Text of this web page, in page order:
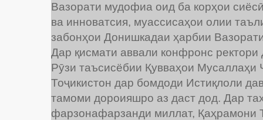
Вазорати мудофиа оид ба корҳои
ва инноватсия, муассисаҳои олии
забонҳои Донишкадаи ҳарбии
Дар қисмати аввали конфронс
Рӯзи таъсисёбии Қувваҳои Мусаллаҳи
Тоҷикистон дар бомдоди Истиқлоли
тамоми дороияшро аз даст дод. Дар
фарзонафарзанди миллат, Қаҳрамони